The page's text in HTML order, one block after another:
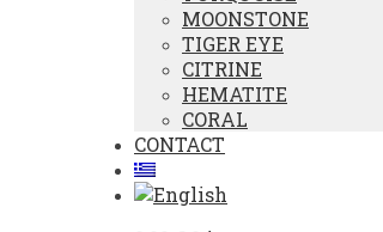
MOONSTONE
TIGER EYE
CITRINE
HEMATITE
CORAL
CONTACT